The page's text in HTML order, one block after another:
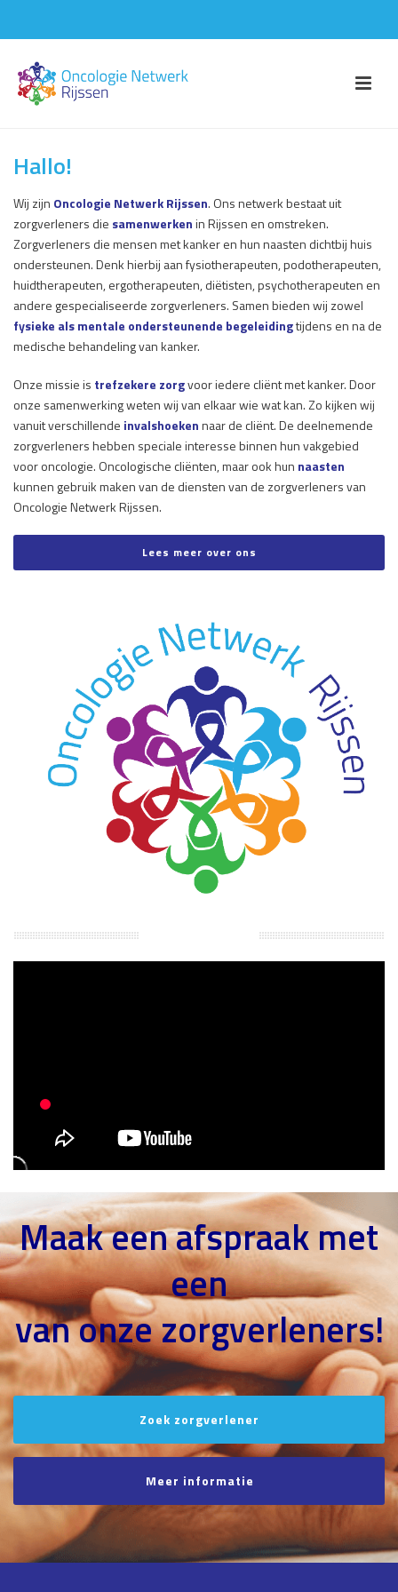
Hallo!
Wij zijn Oncologie Netwerk Rijssen. Ons netwerk bestaat uit
zorgverleners die samenwerkenin Rijssen en omstreken.
Zorgverleners die mensen met kanker en hun naasten dichtbij huis
ondersteunen. Denk hierbij aan fysiotherapeuten, podotherapeuten,
huidtherapeuten, ergotherapeuten, diëtisten, psychotherapeuten en
andere gespecialiseerde zorgverleners. Samen bieden wij zowel
fysieke als mentale ondersteunende begeleidingtijdens en na de
medische behandeling van kanker.
Onze missie is trefzekere zorgvoor iedere cliënt met kanker. Door
onze samenwerking weten wij van elkaar wie wat kan. Zo kijken wij
vanuit verschillende invalshoekennaar de cliënt. De deelnemende
zorgverleners hebben speciale interesse binnen hun vakgebied
voor oncologie. Oncologische cliënten, maar ook hun naasten
kunnen gebruik maken van de diensten van de zorgverleners van
Oncologie Netwerk Rijssen.
Lees meer over ons
Maak een afspraak met
een
van onze zorgverleners!
Zoek zorgverlener
Meer informatie